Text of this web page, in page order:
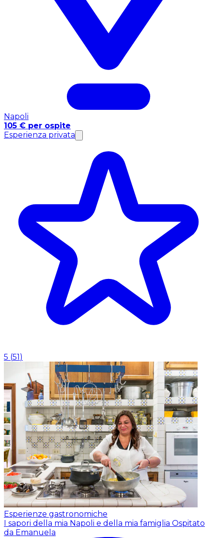
Napoli
105 € per ospite
Esperienza privata
5 (51 )
Esperienze gastronomiche
I sapori della mia Napoli e della mia famiglia Ospitato
da Emanuela